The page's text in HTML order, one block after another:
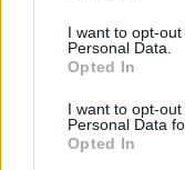
I want to opt-
Personal Data.
Opted In
I want to opt-
Personal Data
Opted In
Finnairin
jatkossa